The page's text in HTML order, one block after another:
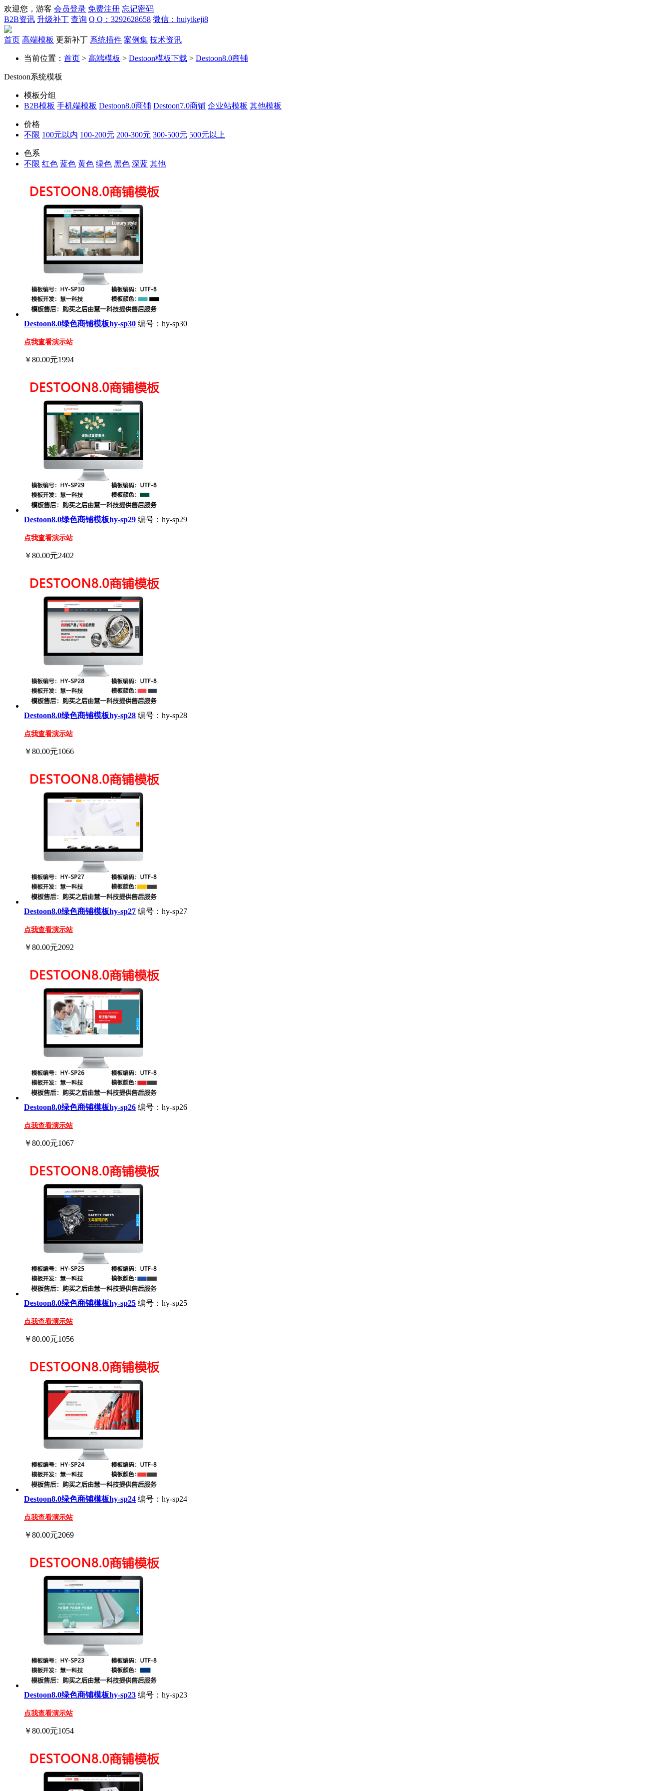
欢迎您，游客 会员登录 免费注册 忘记密码
B2B资讯 升级补丁 查询 Q Q：3292628658 微信：huiyikeji8
首页 高端模板 更新补丁 系统插件 案例集 技术资讯
当前位置： 首页 > 高端模板 > Destoon模板下载 > Destoon8.0商铺
Destoon系统模板
模板分组
B2B模板 手机端模板 Destoon8.0商铺 Destoon7.0商铺 企业站模板 其他模板
价格
不限 100元以内 100-200元 200-300元 300-500元 500元以上
色系
不限 红色 蓝色 黄色 绿色 黑色 深蓝 其他
Destoon8.0绿色商铺模板hy-sp30 编号：hy-sp30
点我查看演示站
￥80.00元1994
Destoon8.0绿色商铺模板hy-sp29 编号：hy-sp29
点我查看演示站
￥80.00元2402
Destoon8.0绿色商铺模板hy-sp28 编号：hy-sp28
点我查看演示站
￥80.00元1066
Destoon8.0绿色商铺模板hy-sp27 编号：hy-sp27
点我查看演示站
￥80.00元2092
Destoon8.0绿色商铺模板hy-sp26 编号：hy-sp26
点我查看演示站
￥80.00元1067
Destoon8.0绿色商铺模板hy-sp25 编号：hy-sp25
点我查看演示站
￥80.00元1056
Destoon8.0绿色商铺模板hy-sp24 编号：hy-sp24
点我查看演示站
￥80.00元2069
Destoon8.0绿色商铺模板hy-sp23 编号：hy-sp23
点我查看演示站
￥80.00元1054